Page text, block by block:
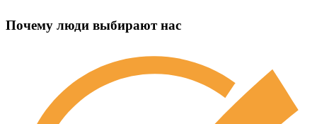
Почему люди выбирают нас